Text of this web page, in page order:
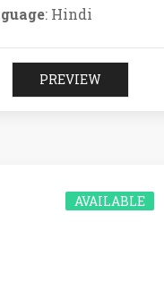
: Hindi
PREVIEW
AVAILABLE